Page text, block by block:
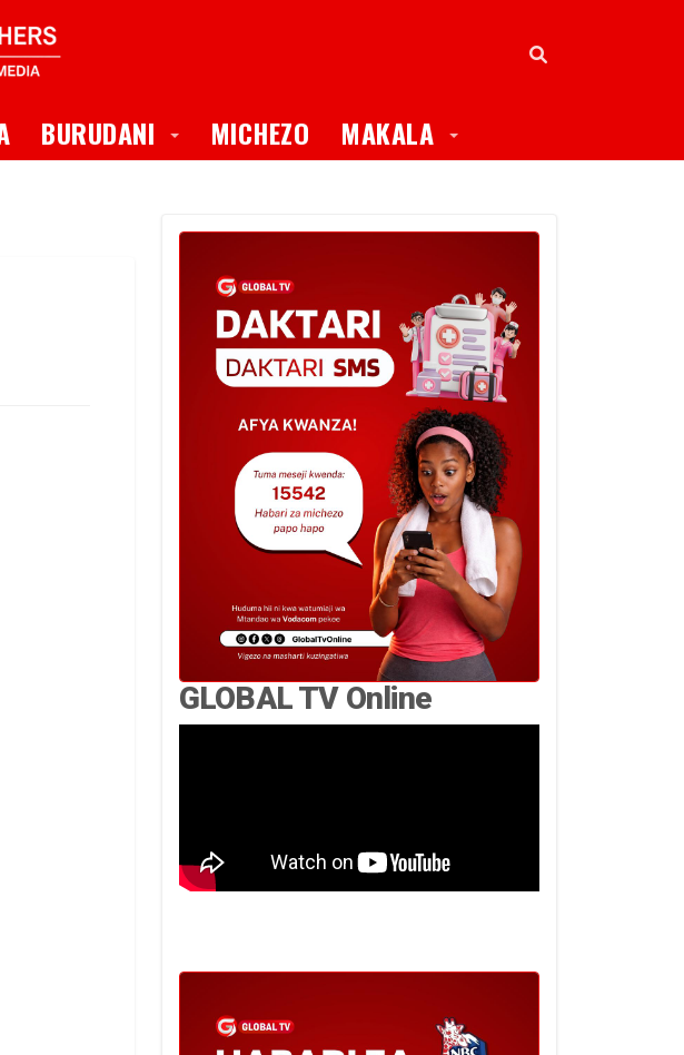
BURUDANI Toggle Dropdown
MICHEZO MAKALA Toggle Dropdown
GLOBAL TV Online